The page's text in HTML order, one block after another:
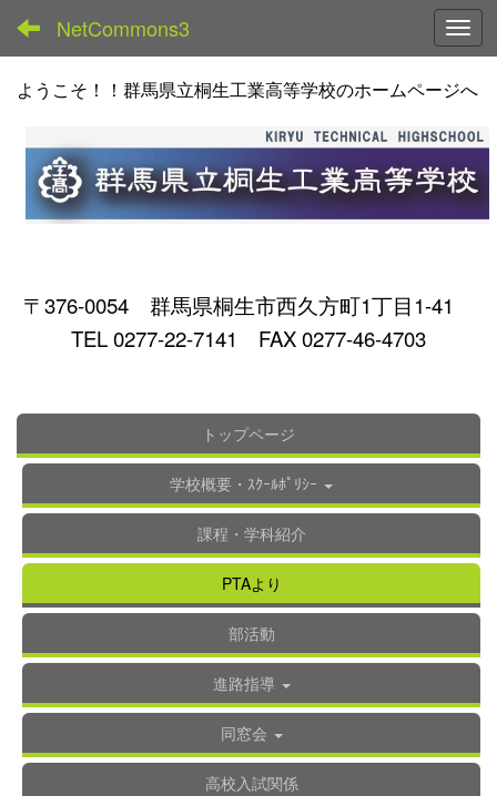
NetCommons3
ようこそ！！群馬県立桐生工業高等学校のホームページへ
〒376-0054 群馬県桐生市西久方町1丁目1-41
TEL 0277-22-7141 FAX 0277-46-4703
トップページ
学校概要・ｽｸｰﾙﾎﾟﾘｼｰ
課程・学科紹介
PTAより
部活動
進路指導
同窓会
高校入試関係